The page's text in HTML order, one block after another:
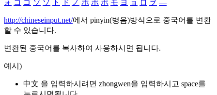
ォ コ ゴ ソ ゾ ト ド ノ ホ ボ ポ モ ヨ ョ ロ ヲ ―
http://chineseinput.net/에서 pinyin(병음)방식으로 중국어를 변환
할 수 있습니다.
변환된 중국어를 복사하여 사용하시면 됩니다.
예시)
中文 을 입력하시려면 zhongwen을 입력하시고 space를